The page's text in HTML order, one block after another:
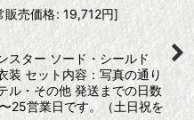
販売価格: 19,712円]
スター ソード・シールド
セット内容：写真の通り
ル・その他 発送までの日数
25営業日です。（土日祝を